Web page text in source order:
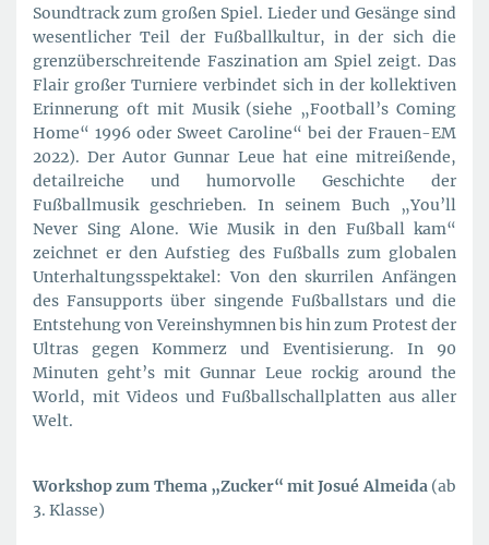
Soundtrack zum großen Spiel. Lieder und Gesänge sind
wesentlicher Teil der Fußballkultur, in der sich die
grenzüberschreitende Faszination am Spiel zeigt. Das
Flair großer Turniere verbindet sich in der kollektiven
Erinnerung oft mit Musik (siehe „Football’s Coming
Home“ 1996 oder Sweet Caroline“ bei der Frauen-EM
2022). Der Autor Gunnar Leue hat eine mitreißende,
detailreiche und humorvolle Geschichte der
Fußballmusik geschrieben. In seinem Buch „You’ll
Never Sing Alone. Wie Musik in den Fußball kam“
zeichnet er den Aufstieg des Fußballs zum globalen
Unterhaltungsspektakel: Von den skurrilen Anfängen
des Fansupports über singende Fußballstars und die
Entstehung von Vereinshymnen bis hin zum Protest der
Ultras gegen Kommerz und Eventisierung. In 90
Minuten geht’s mit Gunnar Leue rockig around the
World, mit Videos und Fußballschallplatten aus aller
Welt.
Workshop zum Thema „Zucker“ mit Josué Almeida(ab
3. Klasse)